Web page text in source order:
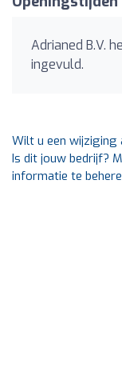
Adrianed B.V.
ingevuld.
Wilt u een wijziging
Is dit jouw bedrijf?
informatie te